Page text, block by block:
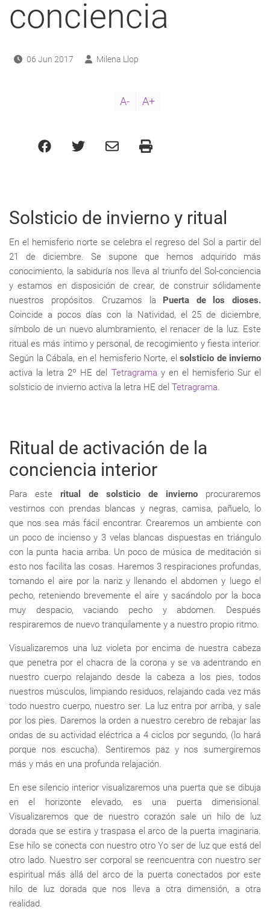
conciencia
06 Jun 2017 Milena Llop
A- A+
Solsticio de invierno y ritual
En el hemisferio norte se celebra el regreso del Sol a partir del
21 de diciembre. Se supone que hemos adquirido más
conocimiento, la sabiduría nos lleva al triunfo del Sol-conciencia
y estamos en disposición de crear, de construir sólidamente
nuestros propósitos. Cruzamos la Puerta de los dioses.
Coincide a pocos días con la Natividad, el 25 de diciembre,
símbolo de un nuevo alumbramiento, el renacer de la luz. Este
ritual es más íntimo y personal, de recogimiento y fiesta interior.
Según la Cábala, en el hemisferio Norte, el solsticio de invierno
activa la letra 2º HE del Tetragrama y en el hemisferio Sur el
solsticio de invierno activa la letra HE del Tetragrama.
Ritual de activación de la
conciencia interior
Para este ritual de solsticio de invierno procuraremos
vestirnos con prendas blancas y negras, camisa, pañuelo, lo
que nos sea más fácil encontrar. Crearemos un ambiente con
un poco de incienso y 3 velas blancas dispuestas en triángulo
con la punta hacia arriba. Un poco de música de meditación si
esto nos facilita las cosas. Haremos 3 respiraciones profundas,
tomando el aire por la nariz y llenando el abdomen y luego el
pecho, reteniendo brevemente el aire y sacándolo por la boca
muy despacio, vaciando pecho y abdomen. Después
respiraremos de nuevo tranquilamente y a nuestro propio ritmo.
Visualizaremos una luz violeta por encima de nuestra cabeza
que penetra por el chacra de la corona y se va adentrando en
nuestro cuerpo relajando desde la cabeza a los pies, todos
nuestros músculos, limpiando residuos, relajando cada vez más
todo nuestro cuerpo, nuestro ser. La luz entra por arriba, y sale
por los pies. Daremos la orden a nuestro cerebro de rebajar las
ondas de su actividad eléctrica a 4 ciclos por segundo, (lo hará
porque nos escucha). Sentiremos paz y nos sumergiremos
más y más en una profunda relajación.
En ese silencio interior visualizaremos una puerta que se dibuja
en el horizonte elevado, es una puerta dimensional.
Visualizaremos que de nuestro corazón sale un hilo de luz
dorada que se estira y traspasa el arco de la puerta imaginaria.
Ese hilo se conecta con nuestro otro Yo ser de luz que está del
otro lado. Nuestro ser corporal se reencuentra con nuestro ser
espiritual más allá del arco de la puerta conectados por este
hilo de luz dorada que nos lleva a otra dimensión, a otra
realidad.